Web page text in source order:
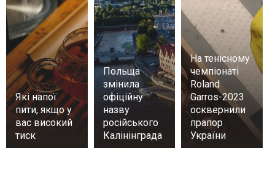
Які напої
пити, якщо у
вас високий
тиск
Польща
змінила
офіційну
назву
російського
Калінінграда
На тенісному
чемпіонаті
Roland
Garros-2023
осквернили
прапор
України